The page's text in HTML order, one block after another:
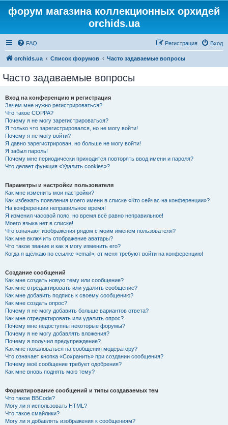
форум магазина коллекционных орхидей
orchids.ua
FAQ Вход
Регистрация
orchids.ua Список форумов Часто задаваемые вопросы
Часто задаваемые вопросы
Вход на конференцию и регистрация
Зачем мне нужно регистрироваться?
Что такое COPPA?
Почему я не могу зарегистрироваться?
Я только что зарегистрировался, но не могу войти!
Почему я не могу войти?
Я давно зарегистрирован, но больше не могу войти!
Я забыл пароль!
Почему мне периодически приходится повторять ввод имени и пароля?
Что делает функция «Удалить cookies»?
Параметры и настройки пользователя
Как мне изменить мои настройки?
Как избежать появления моего имени в списке «Кто сейчас на конференции»?
На конференции неправильное время!
Я изменил часовой пояс, но время всё равно неправильное!
Моего языка нет в списке!
Что означают изображения рядом с моим именем пользователя?
Как мне включить отображение аватары?
Что такое звание и как я могу изменить его?
Когда я щёлкаю по ссылке «email», от меня требуют войти на конференцию!
Создание сообщений
Как мне создать новую тему или сообщение?
Как мне отредактировать или удалить сообщение?
Как мне добавить подпись к своему сообщению?
Как мне создать опрос?
Почему я не могу добавить больше вариантов ответа?
Как мне отредактировать или удалить опрос?
Почему мне недоступны некоторые форумы?
Почему я не могу добавлять вложения?
Почему я получил предупреждение?
Как мне пожаловаться на сообщения модератору?
Что означает кнопка «Сохранить» при создании сообщения?
Почему моё сообщение требует одобрения?
Как мне вновь поднять мою тему?
Форматирование сообщений и типы создаваемых тем
Что такое BBCode?
Могу ли я использовать HTML?
Что такое смайлики?
Могу ли я добавлять изображения к сообщениям?